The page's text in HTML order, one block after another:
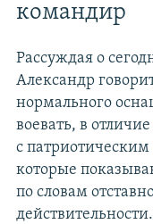
командир
Рассуждая о
Александр
нормального
воевать, в
с
которые
по словам